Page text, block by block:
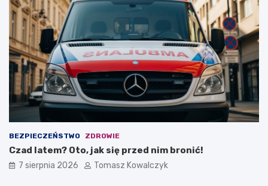
iu
!
BEZPIECZEŃSTWO ZDROWIE
Czad latem? Oto, jak się przed nim bronić!
7 sierpnia 2026 Tomasz Kowalczyk